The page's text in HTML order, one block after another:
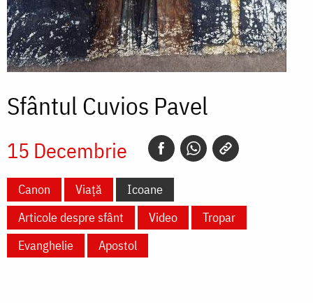
Sfântul Cuvios Pavel
15 Decembrie
Canon Viață
Icoane
Articole despre sfânt
Video
Tropar
Evanghelie
Apostol